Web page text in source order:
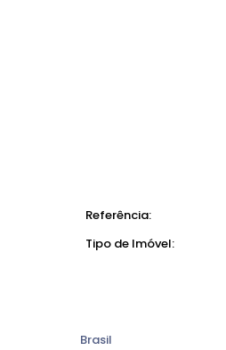
Referência:
Tipo de Imóvel:
Brasil